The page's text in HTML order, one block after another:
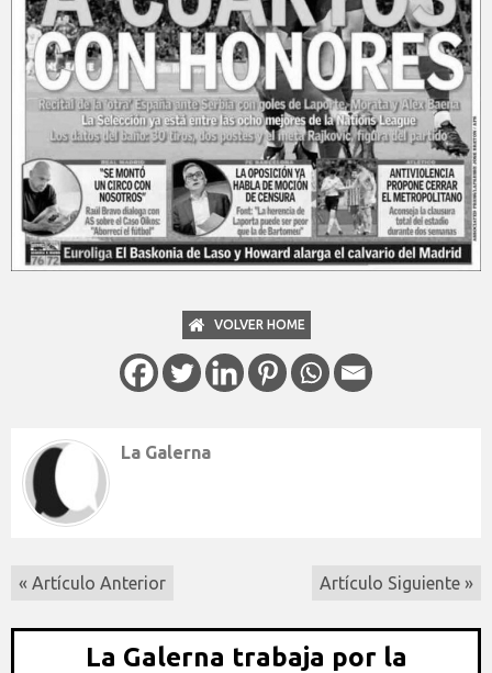
VOLVER HOME
La Galerna
« Artículo Anterior Artículo Siguiente »
La Galerna trabaja por la